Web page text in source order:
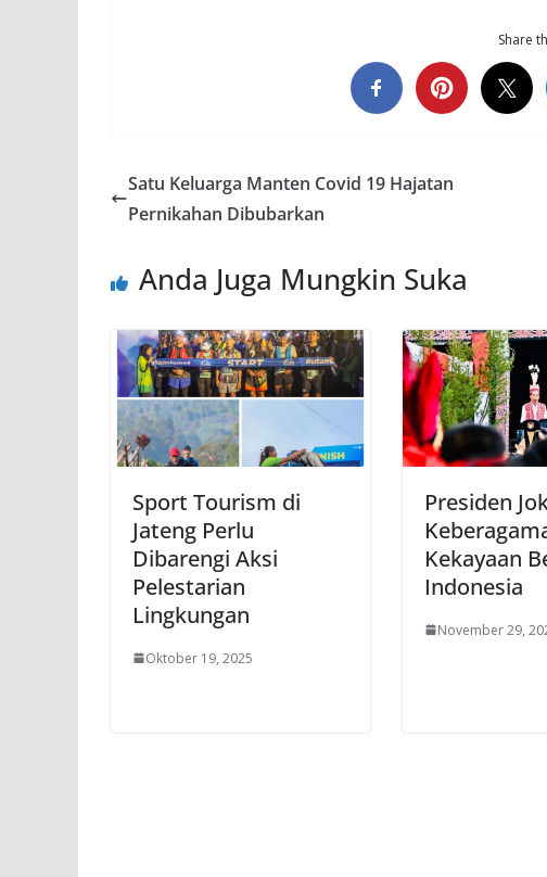
Share
Satu Keluarga Manten Covid 19 Hajatan
Pernikahan Dibubarkan
Anda Juga Mungkin Suka
Sport Tourism di
Jateng Perlu
Dibarengi Aksi
Pelestarian
Lingkungan
Oktober 19, 2025
Presiden
Kekayaan
Indonesia
November 29,